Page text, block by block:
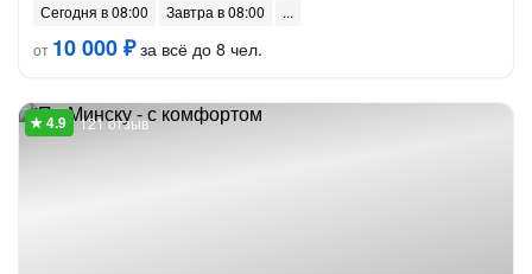
Сегодня в 08:00
Завтра в 08:00
от 10 000 ₽за всё до 8 чел.
121 отзыв